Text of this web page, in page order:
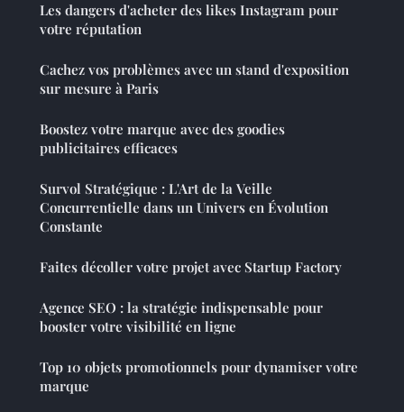
Les dangers d'acheter des likes Instagram pour
votre réputation
Cachez vos problèmes avec un stand d'exposition
sur mesure à Paris
Boostez votre marque avec des goodies
publicitaires efficaces
Survol Stratégique : L'Art de la Veille
Concurrentielle dans un Univers en Évolution
Constante
Faites décoller votre projet avec Startup Factory
Agence SEO : la stratégie indispensable pour
booster votre visibilité en ligne
Top 10 objets promotionnels pour dynamiser votre
marque